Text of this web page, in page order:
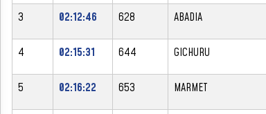
3 02:12:46 628 ABADIA
4 02:15:31 644 GICHURU
5 02:16:22 653 MARMET